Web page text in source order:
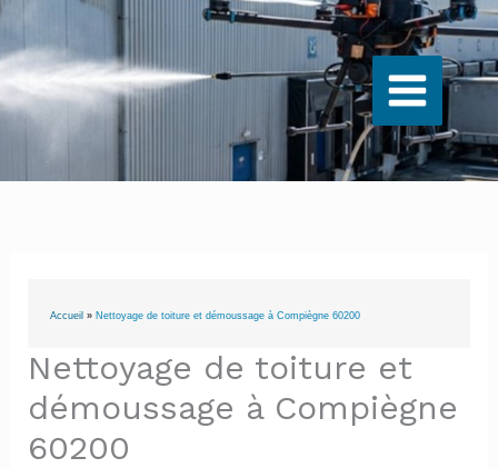
Aller
au
contenu
Accueil » Nettoyage de toiture et démoussage à Compiègne 60200
Nettoyage de toiture et
démoussage à Compiègne
60200